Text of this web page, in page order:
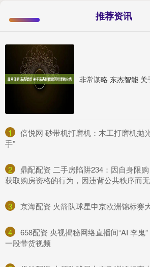
推荐资讯
1
倍悦网 砂带机打磨机：木工打磨机抛
手”
2
鼎配配资 二手房陷阱234：因自身限
获取购房资格的行为，因违背公共秩序而无
3 京海配资 火箭队球星申京欧洲锦标赛
4
​658配资 央视揭秘网络直播间“AI 李鬼
一段带货视频